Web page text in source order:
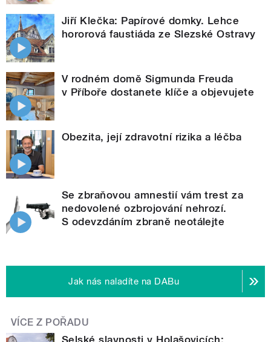
Jiří Klečka: Papírové domky. Lehce
hororová faustiáda ze Slezské Ostravy
V rodném domě Sigmunda Freuda
v Příboře dostanete klíče a objevujete
Obezita, její zdravotní rizika a léčba
Se zbraňovou amnestií vám trest za
nedovolené ozbrojování nehrozí.
S odevzdáním zbraně neotálejte
Jak nás naladíte na DABu
VÍCE Z POŘADU
Selské slavnosti v Holašovicích: